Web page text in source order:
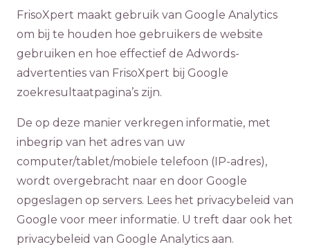
FrisoXpert maakt gebruik van Google Analytics
om bij te houden hoe gebruikers de website
gebruiken en hoe effectief de Adwords-
advertenties van FrisoXpert bij Google
zoekresultaatpagina’s zijn.
De op deze manier verkregen informatie, met
inbegrip van het adres van uw
computer/tablet/mobiele telefoon (IP-adres),
wordt overgebracht naar en door Google
opgeslagen op servers. Lees het privacybeleid van
Google voor meer informatie. U treft daar ook het
privacybeleid van Google Analytics aan.